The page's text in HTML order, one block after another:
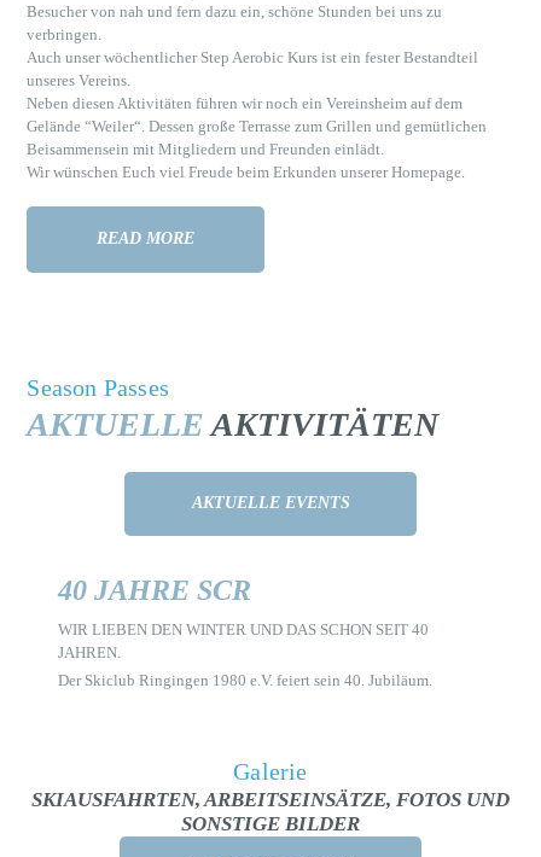
Besucher von nah und fern dazu ein, schöne Stunden bei uns zu
verbringen.
Auch unser wöchentlicher Step Aerobic Kurs ist ein fester Bestandteil
unseres Vereins.
Neben diesen Aktivitäten führen wir noch ein Vereinsheim auf dem
Gelände “Weiler“. Dessen große Terrasse zum Grillen und gemütlichen
Beisammensein mit Mitgliedern und Freunden einlädt.
Wir wünschen Euch viel Freude beim Erkunden unserer Homepage.
READ MORE
Season Passes
AKTUELLEAKTIVITÄTEN
AKTUELLE EVENTS
40 JAHRE SCR
WIR LIEBEN DEN WINTER UND DAS SCHON SEIT 40
JAHREN.
Der Skiclub Ringingen 1980 e.V. feiert sein 40. Jubiläum.
Galerie
SKIAUSFAHRTEN, ARBEITSEINSÄTZE, FOTOS UND
SONSTIGE BILDER